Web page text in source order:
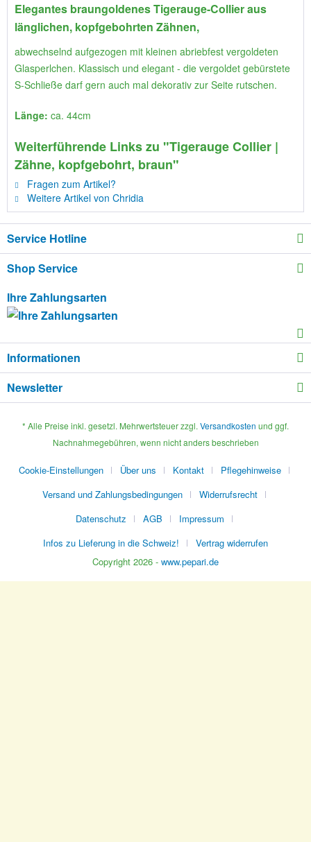
Elegantes braungoldenes Tigerauge-Collier aus
länglichen, kopfgebohrten Zähnen,
abwechselnd aufgezogen mit kleinen abriebfest vergoldeten
Glasperlchen. Klassisch und elegant - die vergoldet gebürstete
S-Schließe darf gern auch mal dekorativ zur Seite rutschen.
Länge: ca. 44cm
Weiterführende Links zu "Tigerauge Collier |
Zähne, kopfgebohrt, braun"
Fragen zum Artikel?
Weitere Artikel von Chridia
Service Hotline
Shop Service
Ihre Zahlungsarten
Informationen
Newsletter
* Alle Preise inkl. gesetzl. Mehrwertsteuer zzgl. Versandkosten und ggf.
Nachnahmegebühren, wenn nicht anders beschrieben
Cookie-Einstellungen Über uns Kontakt
Pflegehinweise
Versand und Zahlungsbedingungen
Widerrufsrecht
Datenschutz
AGB
Impressum
Infos zu Lieferung in die Schweiz!
Vertrag widerrufen
Copyright 2026 - www.pepari.de